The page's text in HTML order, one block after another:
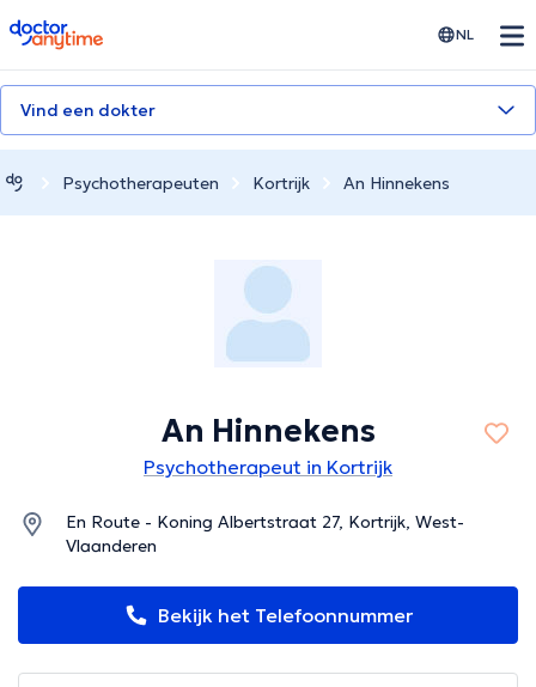
doctoranytime NL
Vind een dokter
Psychotherapeuten Kortrijk An Hinnekens
An Hinnekens
Psychotherapeut in Kortrijk
En Route - Koning Albertstraat 27, Kortrijk, West-
Vlaanderen
Bekijk het Telefoonnummer